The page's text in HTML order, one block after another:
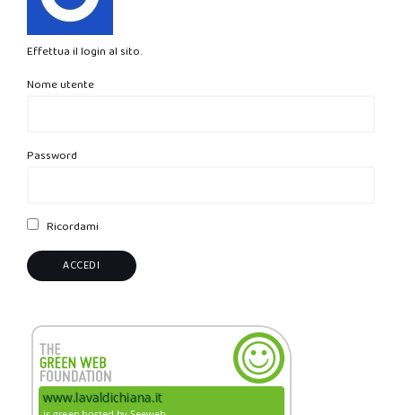
Effettua il login al sito.
Nome utente
Password
Ricordami